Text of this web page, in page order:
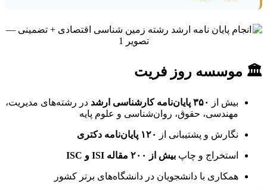
🏛 موسسه روز فریت
بیش از ۳۵۰ پایان‌نامه کارشناسی ارشد
در رشته‌های مدیریت،
مهندسی، حقوق، روان‌شناسی و علوم پایه
نگارش و پشتیبانی از ۱۲۰ پایان‌نامه دکتری
استخراج و چاپ بیش از ۲۰۰ مقاله ISI و ISC
همکاری با دانشجویان در دانشگاه‌های برتر کشور